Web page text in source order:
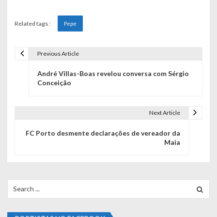
Related tags : Pepe
ã
o
Previous Article
André Villas-Boas revelou conversa com Sérgio
Conceição
Next Article
FC Porto desmente declarações de vereador da
Maia
for: